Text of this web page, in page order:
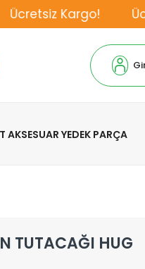
Ücretsiz Kargo!
AKSESUAR YEDEK PARÇA
TUTACAĞI HUG